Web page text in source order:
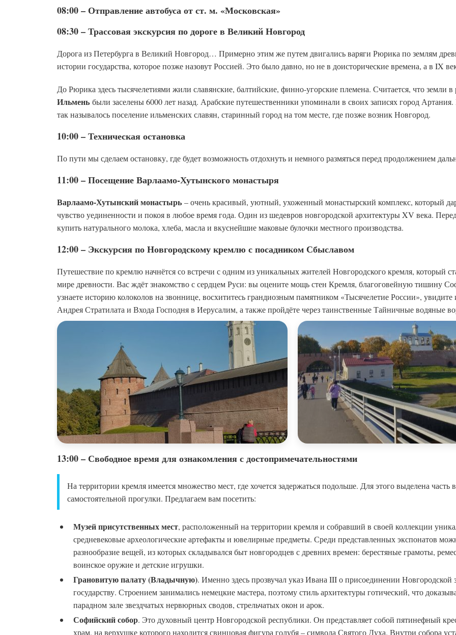
08:00 – Отправление автобуса от ст. м. «Московская»
08:30 – Трассовая экскурсия по дороге в Великий Новгород
Дорога из Петербурга в Великий Новгород… Примерно этим же путем двигались варяги Рюрика по землям
истории государства, которое позже назовут Россией. Это было давно, но не в доисторические времена, а в IX
До Рюрика здесь тысячелетиями жили славянские, балтийские, финно-угорские племена. Считается, что земли в
Ильмень были заселены 6000 лет назад. Арабские путешественники упоминали в своих записях город Артания.
так называлось поселение ильменских славян, старинный город на том месте, где позже возник Новгород.
10:00 – Техническая остановка
По пути мы сделаем остановку, где будет возможность отдохнуть и немного размяться перед продолжением
11:00 – Посещение Варлаамо-Хутынского монастыря
Варлаамо-Хутынский монастырь – очень красивый, уютный, ухоженный монастырский комплекс, который
чувство уединенности и покоя в любое время года. Один из шедевров новгородской архитектуры XV века.
купить натурального молока, хлеба, масла и вкуснейшие маковые булочки местного производства.
12:00 – Экскурсия по Новгородскому кремлю с посадником Сбыславом
Путешествие по кремлю начнётся со встречи с одним из уникальных жителей Новгородского кремля, который
мире древности. Вас ждёт знакомство с сердцем Руси: вы оцените мощь стен Кремля, благоговейную тишину
узнаете историю колоколов на звоннице, восхититесь грандиозным памятником «Тысячелетие России»,
Андрея Стратилата и Входа Господня в Иерусалим, а также пройдёте через таинственные Тайничные водяные
13:00 – Свободное время для ознакомления с достопримечательностями
На территории кремля имеется множество мест, где хочется задержаться подольше. Для этого выделена часть
самостоятельной прогулки. Предлагаем вам посетить:
Музей присутственных мест, расположенный на территории кремля и собравший в своей коллекции
средневековые археологические артефакты и ювелирные предметы. Среди представленных экспонатов
разнообразие вещей, из которых складывался быт новгородцев с древних времен: берестяные грамоты,
воинское оружие и детские игрушки.
Грановитую палату (Владычную). Именно здесь прозвучал указ Ивана III о присоединении Новгородской
государству. Строением занимались немецкие мастера, поэтому стиль архитектуры готический, что
парадном зале звездчатых нервюрных сводов, стрельчатых окон и арок.
Софийский собор. Это духовный центр Новгородской республики. Он представляет собой пятинефный
храм, на верхушке которого находится свинцовая фигура голубя – символа Святого Духа. Внутри собора